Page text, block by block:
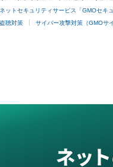
ットセキュリティサービス「GMOセキ
聴対策 サイバー攻撃対策（GMOサ